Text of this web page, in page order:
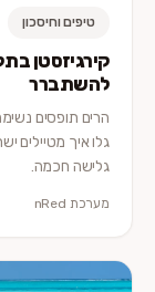
טיפים וחיסכון
קירגיזסטן
להשתברר
הרים תופסים
גלו איך מטיילים
גלישה חכמה.
מערכת nRed